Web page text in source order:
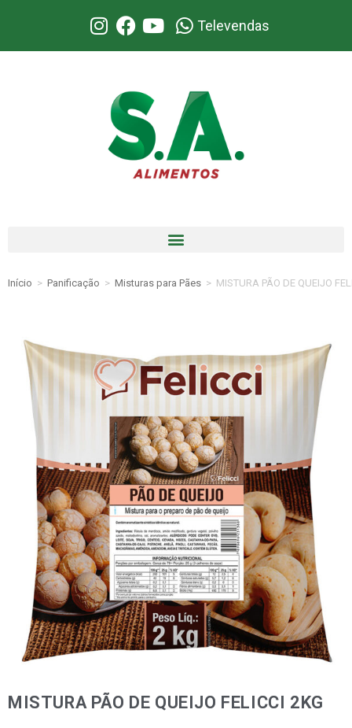
Televendas
Início > Panificação > Misturas para Pães > MISTURA PÃO DE QUEIJO
MISTURA PÃO DE QUEIJO FELICCI 2KG